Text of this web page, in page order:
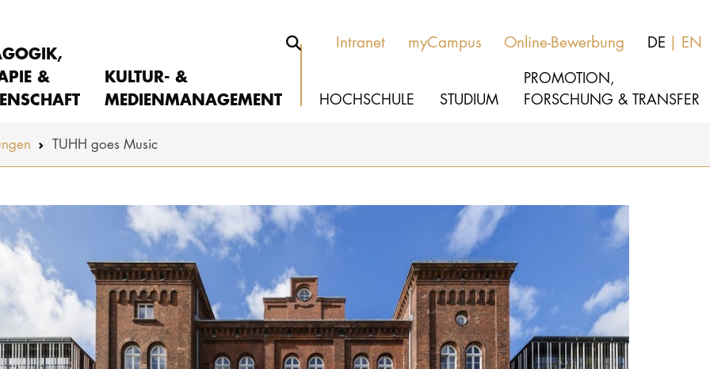
Intranet myCampus Online-Bewerbung DE EN
&
KULTUR- &
MEDIENMANAGEMENT
HOCHSCHULE STUDIUM
PROMOTION,
FORSCHUNG & TRANSFER
TUHH goes Music
THEATER
PÄDAGOGIK, THERAPIE &
KULTUR- & MEDIENMANAGEMENT
HOCHSCHULE
Über uns
Organisation
Service
Netzwerk